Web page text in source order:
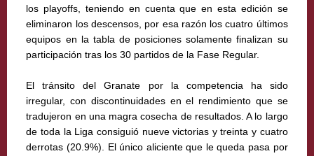
los playoffs, teniendo en cuenta que en esta edición se
eliminaron los descensos, por esa razón los cuatro últimos
equipos en la tabla de posiciones solamente finalizan su
participación tras los 30 partidos de la Fase Regular.
El tránsito del Granate por la competencia ha sido
irregular, con discontinuidades en el rendimiento que se
tradujeron en una magra cosecha de resultados. A lo largo
de toda la Liga consiguió nueve victorias y treinta y cuatro
derrotas (20.9%). El único aliciente que le queda pasa por